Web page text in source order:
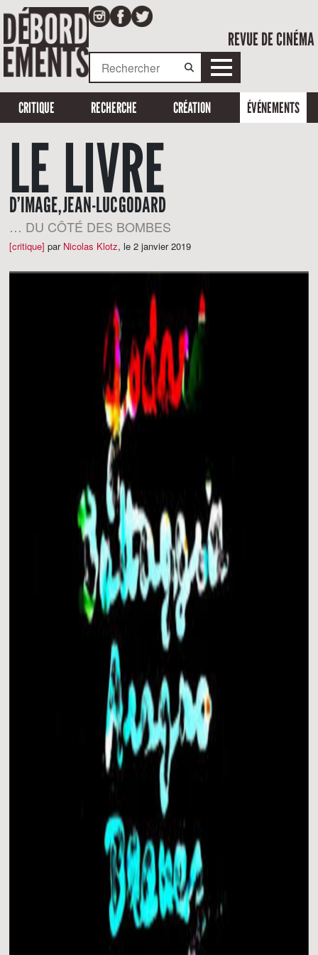
REVUE DE CINÉMA
CRITIQUE RECHERCHE CRÉATION ÉVÉNEMENTS
LE LIVRE
D’IMAGE, JEAN-LUC GODARD
… DU CÔTÉ DES BOMBES
[critique] par Nicolas Klotz, le 2 janvier 2019